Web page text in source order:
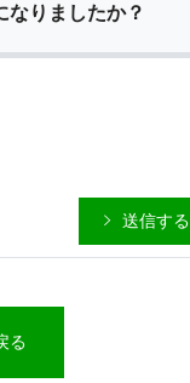
なりましたか？
送信する
る